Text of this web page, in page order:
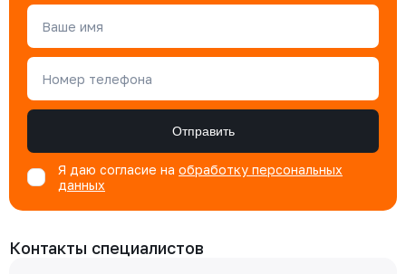
Ваше имя
Номер телефона
Отправить
Я даю согласие на обработку персональных
данных
Контакты специалистов